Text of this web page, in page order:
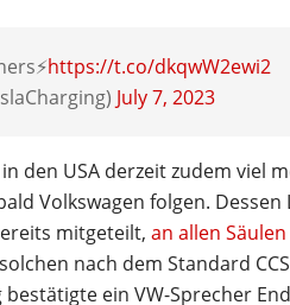
https://t.co/dkqwW2ewi2
July 7, 2023
den USA derzeit zudem viel
Volkswagen folgen. Dessen
mitgeteilt, an allen
nach dem Standard
ein VW-Sprecher